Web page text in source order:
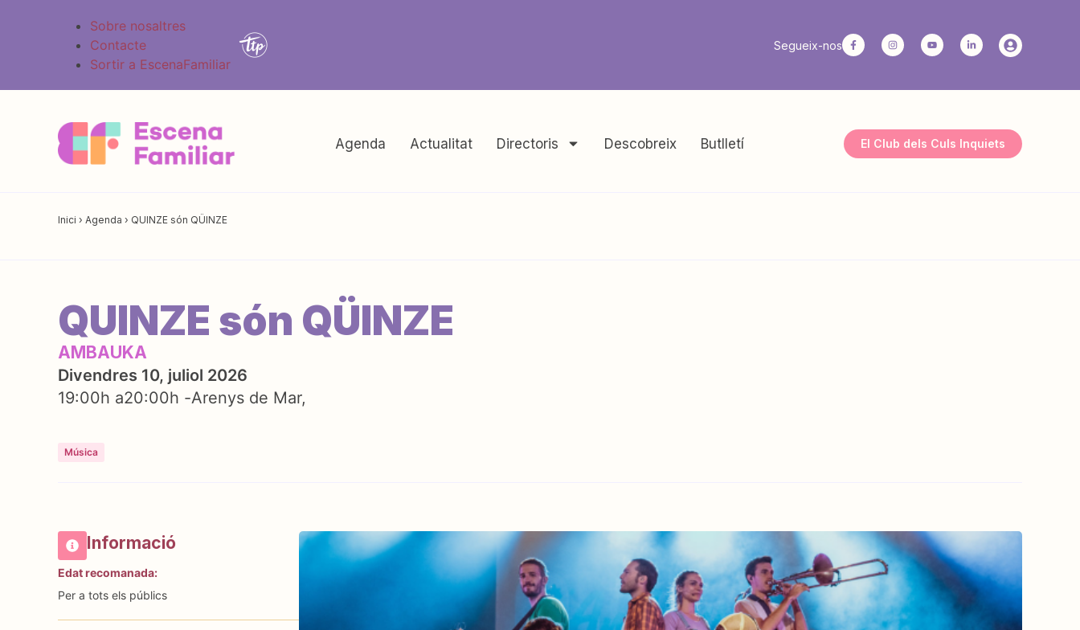
Sobre nosaltres
Contacte
Sortir a EscenaFamiliar
Segueix-nos
Agenda Actualitat Directoris Descobreix Butlletí El Club dels Culs Inquiets
Inici › Agenda › QUINZE són QÜINZE
QUINZE són QÜINZE
AMBAUKA
Divendres 10, juliol 2026
19:00h a20:00h -Arenys de Mar
Música
Informació
Edat recomanada:
Per a tots els públics